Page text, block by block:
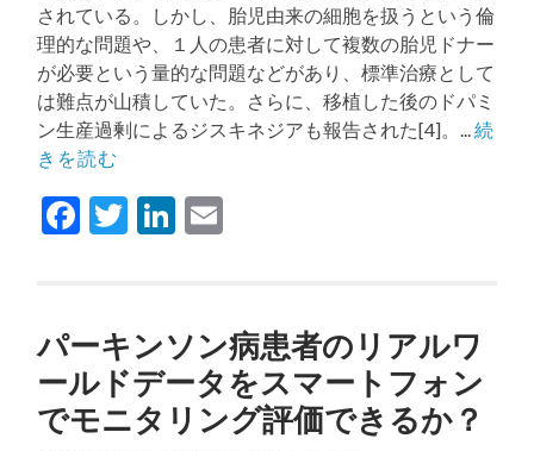
されている。しかし、胎児由来の細胞を扱うという倫
理的な問題や、１人の患者に対して複数の胎児ドナー
が必要という量的な問題などがあり、標準治療として
は難点が山積していた。さらに、移植した後のドパミ
ン生産過剰によるジスキネジアも報告された[4]。...続
きを読む
Facebook
TwitterLinkedIn
パーキンソン病患者のリアルワ
ールドデータをスマートフォン
でモニタリング評価できるか？